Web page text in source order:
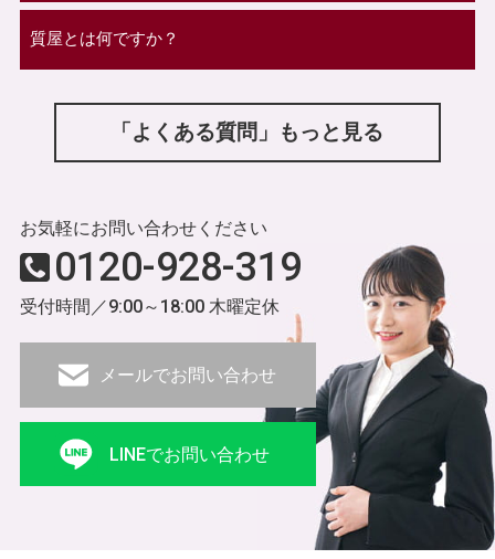
質屋とは何ですか？
「よくある質問」もっと見る
お気軽にお問い合わせください
0120-928-319
受付時間／9:00～18:00 木曜定休
メールでお問い合わせ
LINEでお問い合わせ